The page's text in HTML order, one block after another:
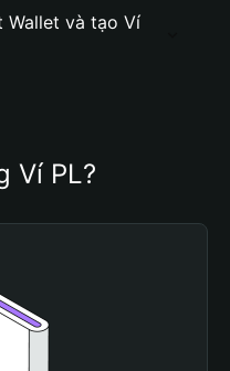
Wallet và tạo Ví
Ví PL?